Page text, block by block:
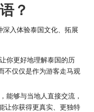
？
入体验泰国文化、拓展
你更好地理解泰国的历
不仅仅是作为游客走马观
能够与当地人直接交流，
让你获得更真实、更独特